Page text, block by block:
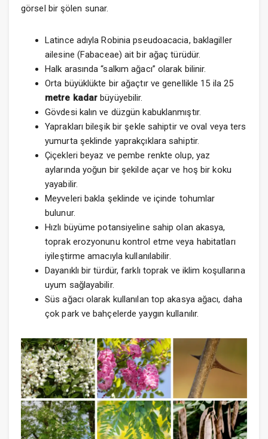
görsel bir şölen sunar.
Latince adıyla Robinia pseudoacacia, baklagiller
ailesine (Fabaceae) ait bir ağaç türüdür.
Halk arasında “salkım ağacı” olarak bilinir.
Orta büyüklükte bir ağaçtır ve genellikle 15 ila 25
metre kadar büyüyebilir.
Gövdesi kalın ve düzgün kabuklanmıştır.
Yaprakları bileşik bir şekle sahiptir ve oval veya ters
yumurta şeklinde yaprakçıklara sahiptir.
Çiçekleri beyaz ve pembe renkte olup, yaz
aylarında yoğun bir şekilde açar ve hoş bir koku
yayabilir.
Meyveleri bakla şeklinde ve içinde tohumlar
bulunur.
Hızlı büyüme potansiyeline sahip olan akasya,
toprak erozyonunu kontrol etme veya habitatları
iyileştirme amacıyla kullanılabilir.
Dayanıklı bir türdür, farklı toprak ve iklim koşullarına
uyum sağlayabilir.
Süs ağacı olarak kullanılan top akasya ağacı, daha
çok park ve bahçelerde yaygın kullanılır.